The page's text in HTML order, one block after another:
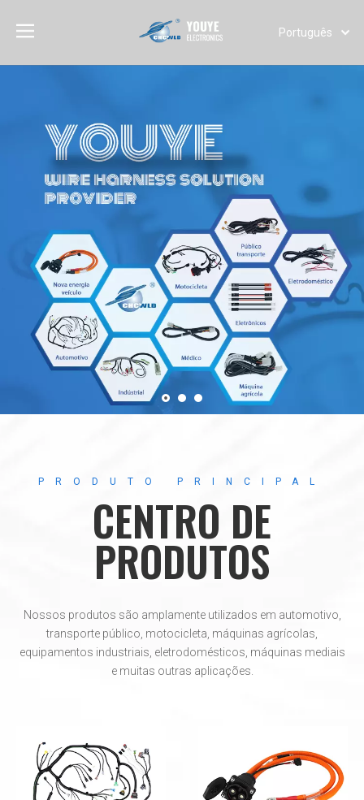
Português
Italiano
日本語
한국어
Türk dili
PRODUTO PRINCIPAL
CENTRO DE
PRODUTOS
Nossos produtos são amplamente utilizados em automotivo,
transporte público, motocicleta, máquinas agrícolas,
equipamentos industriais, eletrodomésticos, máquinas mediais
e muitas outras aplicações.